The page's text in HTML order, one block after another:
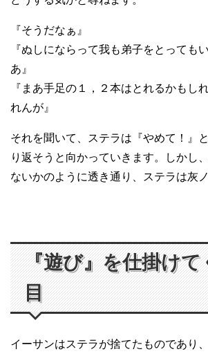
『そうだなぁ』
『ぬしにならって我も弟子をとっても
あ』
『まあ手足の１，２本はとれるかもし
れんが』
それを聞いて、ステラは『やめて！』
り返そうと向かっていきます。しかし
ないかのように透き通り、ステラは灰
『遊び』を仕掛けて
目
イーサンはステラが捨てたものであり